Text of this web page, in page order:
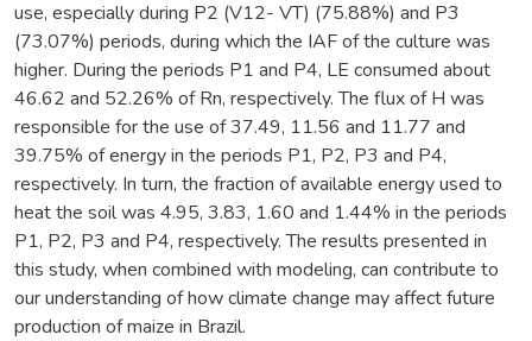
use, especially during P2 (V12- VT) (75.88%) and P3
(73.07%) periods, during which the IAF of the culture was
higher. During the periods P1 and P4, LE consumed about
46.62 and 52.26% of Rn, respectively. The flux of H was
responsible for the use of 37.49, 11.56 and 11.77 and
39.75% of energy in the periods P1, P2, P3 and P4,
respectively. In turn, the fraction of available energy used to
heat the soil was 4.95, 3.83, 1.60 and 1.44% in the periods
P1, P2, P3 and P4, respectively. The results presented in
this study, when combined with modeling, can contribute to
our understanding of how climate change may affect future
production of maize in Brazil.